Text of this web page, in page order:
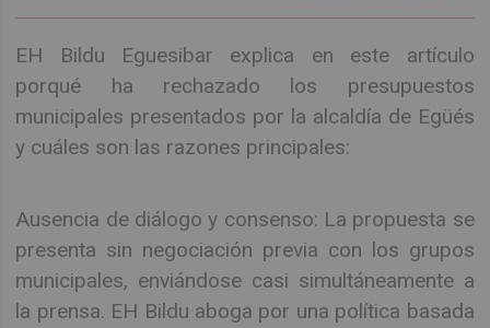
EH Bildu Eguesibar explica en este artículo
porqué ha rechazado los presupuestos
municipales presentados por la alcaldía de Egüés
y cuáles son las razones principales:
Ausencia de diálogo y consenso: La propuesta se
presenta sin negociación previa con los grupos
municipales, enviándose casi simultáneamente a
la prensa. EH Bildu aboga por una política basada